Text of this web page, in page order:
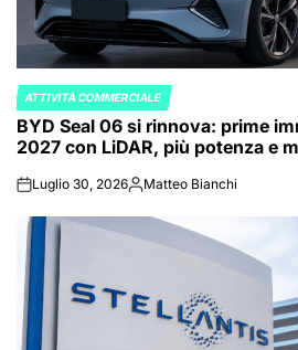
POSTED
IN
ATTIVITÀ COMMERCIALE
BYD Seal 06 si rinnova: prime
2027 con LiDAR, più potenza e
onLuglio 30, 2026Posted
Matteo Bianchi